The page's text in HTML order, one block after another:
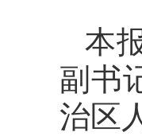
本
副书
治区